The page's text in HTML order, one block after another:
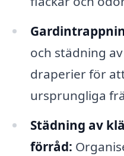
och städning
draperier för
ursprungliga
Städning av
förråd: